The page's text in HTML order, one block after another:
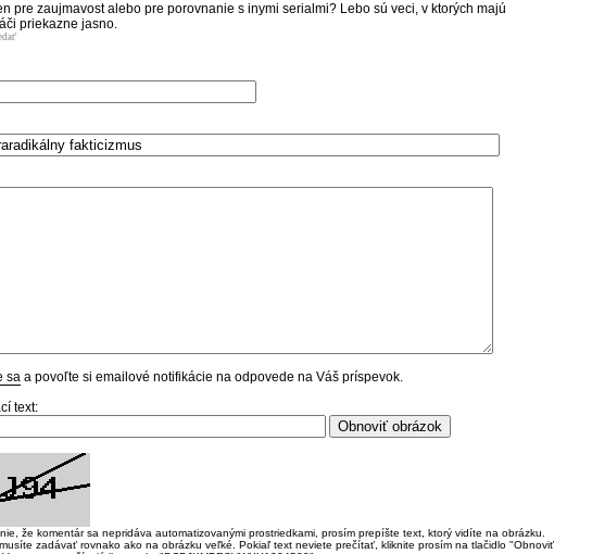
pre zaujmavost alebo pre porovnanie s inymi serialmi? Lebo sú veci, v ktorých majú
priekazne jasno.
sa a povoľte si emailové notifikácie na odpovede na Váš príspevok.
text:
že komentár sa nepridáva automatizovanými prostriedkami, prosím prepíšte text, ktorý vidíte na obrázku.
zadávať rovnako ako na obrázku veľké. Pokiaľ text neviete prečítať, kliknite prosím na tlačidlo "Obnoviť